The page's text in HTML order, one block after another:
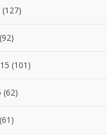
(127)
(92)
(101)
(62)
(61)